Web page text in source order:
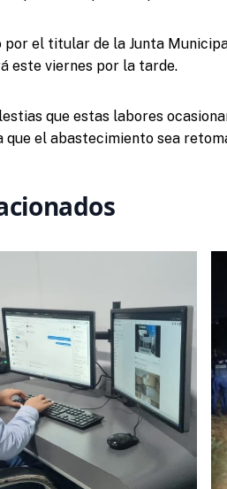
el titular de la Junta
este viernes por la tarde.
que estas labores
el abastecimiento sea